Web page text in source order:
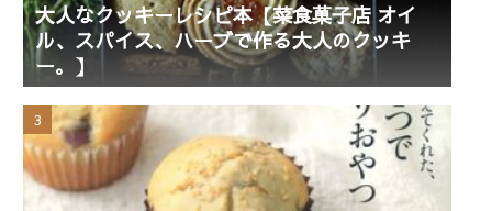
大人なクッキーレシピ本【菜食菓子店 オイ
ル、スパイス、ハーブで作る大人のクッキ
ー。】